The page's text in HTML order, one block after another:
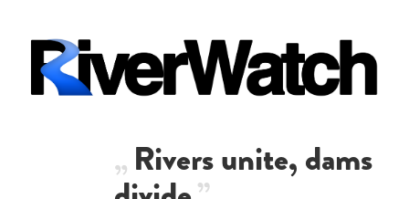
Rivers unite, dams